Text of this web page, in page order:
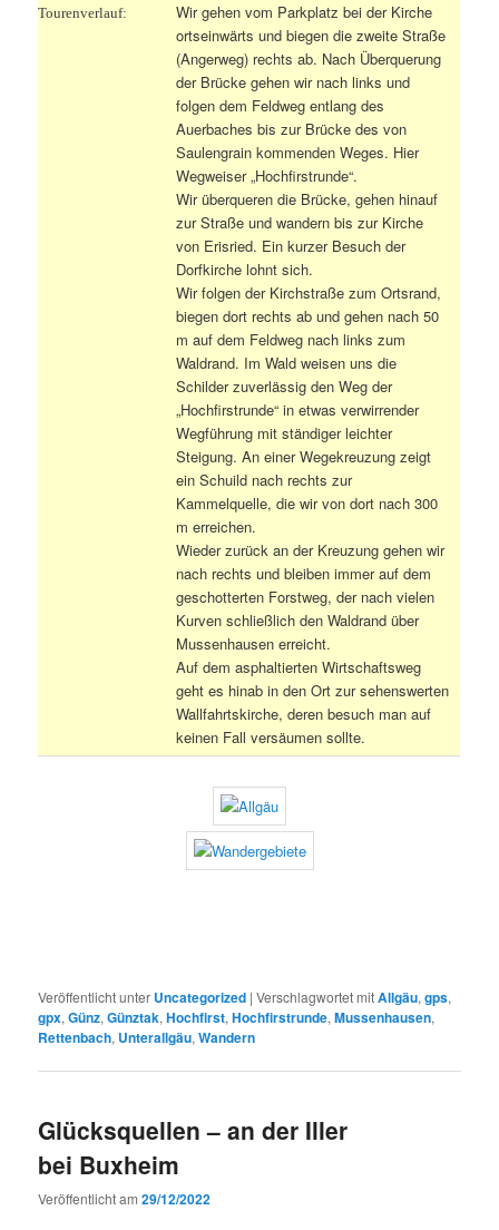
Tourenverlauf: Wir gehen vom Parkplatz bei der Kirche
ortseinwärts und biegen die zweite Straße
(Angerweg) rechts ab. Nach Überquerung
der Brücke gehen wir nach links und
folgen dem Feldweg entlang des
Auerbaches bis zur Brücke des von
Saulengrain kommenden Weges. Hier
Wegweiser „Hochfirstrunde“.
Wir überqueren die Brücke, gehen hinauf
zur Straße und wandern bis zur Kirche
von Erisried. Ein kurzer Besuch der
Dorfkirche lohnt sich.
Wir folgen der Kirchstraße zum Ortsrand,
biegen dort rechts ab und gehen nach 50
m auf dem Feldweg nach links zum
Waldrand. Im Wald weisen uns die
Schilder zuverlässig den Weg der
„Hochfirstrunde“ in etwas verwirrender
Wegführung mit ständiger leichter
Steigung. An einer Wegekreuzung zeigt
ein Schuild nach rechts zur
Kammelquelle, die wir von dort nach 300
m erreichen.
Wieder zurück an der Kreuzung gehen wir
nach rechts und bleiben immer auf dem
geschotterten Forstweg, der nach vielen
Kurven schließlich den Waldrand über
Mussenhausen erreicht.
Auf dem asphaltierten Wirtschaftsweg
geht es hinab in den Ort zur sehenswerten
Wallfahrtskirche, deren besuch man auf
keinen Fall versäumen sollte.
Veröffentlicht unter Uncategorized |Verschlagwortet mitAllgäu,gps,
gpx,Günz,Günztak,Hochfirst,Hochfirstrunde,Mussenhausen,
Rettenbach, Unterallgäu,Wandern
Glücksquellen – an der Iller
bei Buxheim
Veröffentlicht am29/12/2022